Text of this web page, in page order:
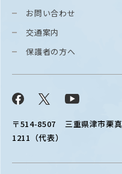
〒514-8507 三重県津市栗
1211（代表）
お問い合わせ
交通案内
保護者の方へ
Facebook